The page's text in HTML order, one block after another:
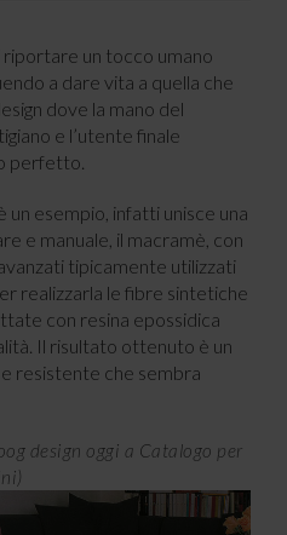
riportare un tocco umano
a dare vita a quella che
dove la mano del
e l’utente finale
perfetto.
un esempio, infatti unisce una
e manuale, il macramè, con
tipicamente utilizzati
realizzarla le fibre sintetiche
con resina epossidica
Il risultato ottenuto è un
resistente che sembra
design oggi a Catalogo per